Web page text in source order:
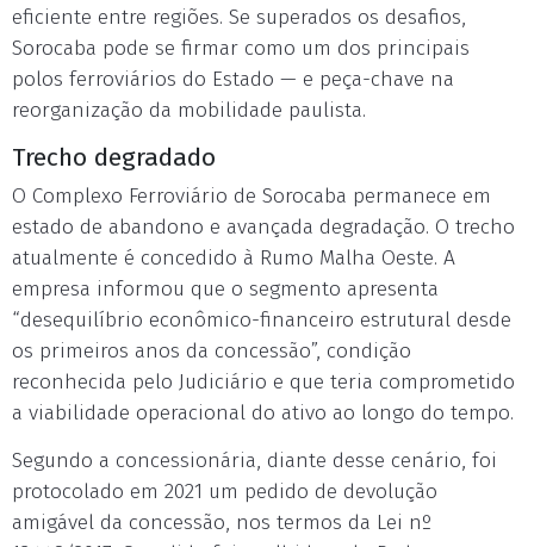
eficiente entre regiões. Se superados os desafios,
Sorocaba pode se firmar como um dos principais
polos ferroviários do Estado — e peça-chave na
reorganização da mobilidade paulista.
Trecho degradado
O Complexo Ferroviário de Sorocaba permanece em
estado de abandono e avançada degradação. O trecho
atualmente é concedido à Rumo Malha Oeste. A
empresa informou que o segmento apresenta
“desequilíbrio econômico-financeiro estrutural desde
os primeiros anos da concessão”, condição
reconhecida pelo Judiciário e que teria comprometido
a viabilidade operacional do ativo ao longo do tempo.
Segundo a concessionária, diante desse cenário, foi
protocolado em 2021 um pedido de devolução
amigável da concessão, nos termos da Lei nº